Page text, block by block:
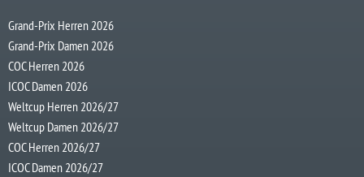
Grand-Prix Herren 2026
Grand-Prix Damen 2026
COC Herren 2026
ICOC Damen 2026
Weltcup Herren 2026/27
Weltcup Damen 2026/27
COC Herren 2026/27
ICOC Damen 2026/27